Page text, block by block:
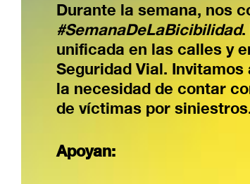
Durante la semana, nos
#SemanaDeLaBicibilidad.
unificada en las calles y
Seguridad Vial.
la necesidad de contar
de víctimas por
Apoyan: